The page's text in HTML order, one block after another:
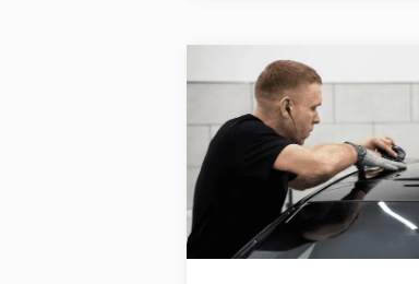
exemples concrets issus de
gamme Variance Auto.